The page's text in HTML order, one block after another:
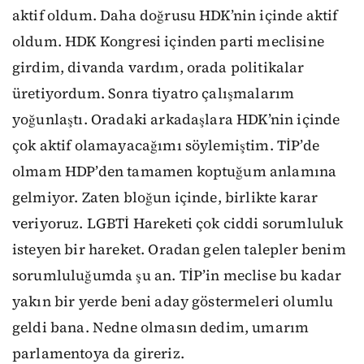
aktif oldum. Daha doğrusu HDK’nin içinde aktif
oldum. HDK Kongresi içinden parti meclisine
girdim, divanda vardım, orada politikalar
üretiyordum. Sonra tiyatro çalışmalarım
yoğunlaştı. Oradaki arkadaşlara HDK’nin içinde
çok aktif olamayacağımı söylemiştim. TİP’de
olmam HDP’den tamamen koptuğum anlamına
gelmiyor. Zaten bloğun içinde, birlikte karar
veriyoruz. LGBTİ Hareketi çok ciddi sorumluluk
isteyen bir hareket. Oradan gelen talepler benim
sorumluluğumda şu an. TİP’in meclise bu kadar
yakın bir yerde beni aday göstermeleri olumlu
geldi bana. Nedne olmasın dedim, umarım
parlamentoya da gireriz.